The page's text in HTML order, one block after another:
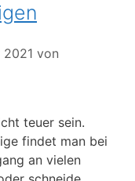
2021 von
teuer sein.
findet man bei
an vielen